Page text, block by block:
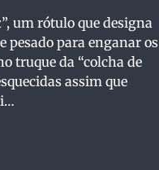
”, um rótulo que designa
pesado para enganar os
truque da “colcha de
assim que